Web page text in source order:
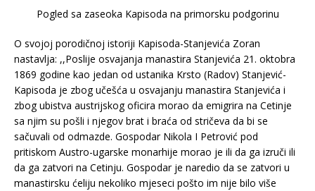
Pogled sa zaseoka Kapisoda na primorsku podgorinu
O svojoj porodičnoj istoriji Kapisoda-Stanjevića Zoran
nastavlja: ,,Poslije osvajanja manastira Stanjevića 21. oktobra
1869 godine kao jedan od ustanika Krsto (Radov) Stanjević-
Kapisoda je zbog učešća u osvajanju manastira Stanjevića i
zbog ubistva austrijskog oficira morao da emigrira na Cetinje
sa njim su pošli i njegov brat i braća od stričeva da bi se
sačuvali od odmazde. Gospodar Nikola I Petrović pod
pritiskom Austro-ugarske monarhije morao je ili da ga izruči ili
da ga zatvori na Cetinju. Gospodar je naredio da se zatvori u
manastirsku ćeliju nekoliko mjeseci pošto im nije bilo više